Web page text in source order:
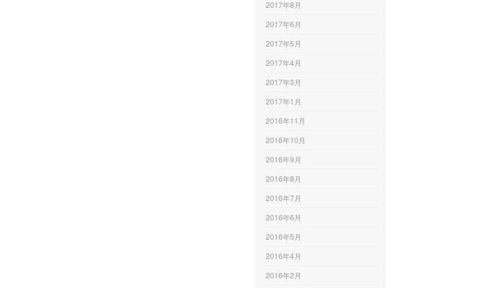
2017年8月
2017年6月
2017年5月
2017年4月
2017年3月
2017年1月
2016年11月
2016年10月
2016年9月
2016年8月
2016年7月
2016年6月
2016年5月
2016年4月
2016年2月